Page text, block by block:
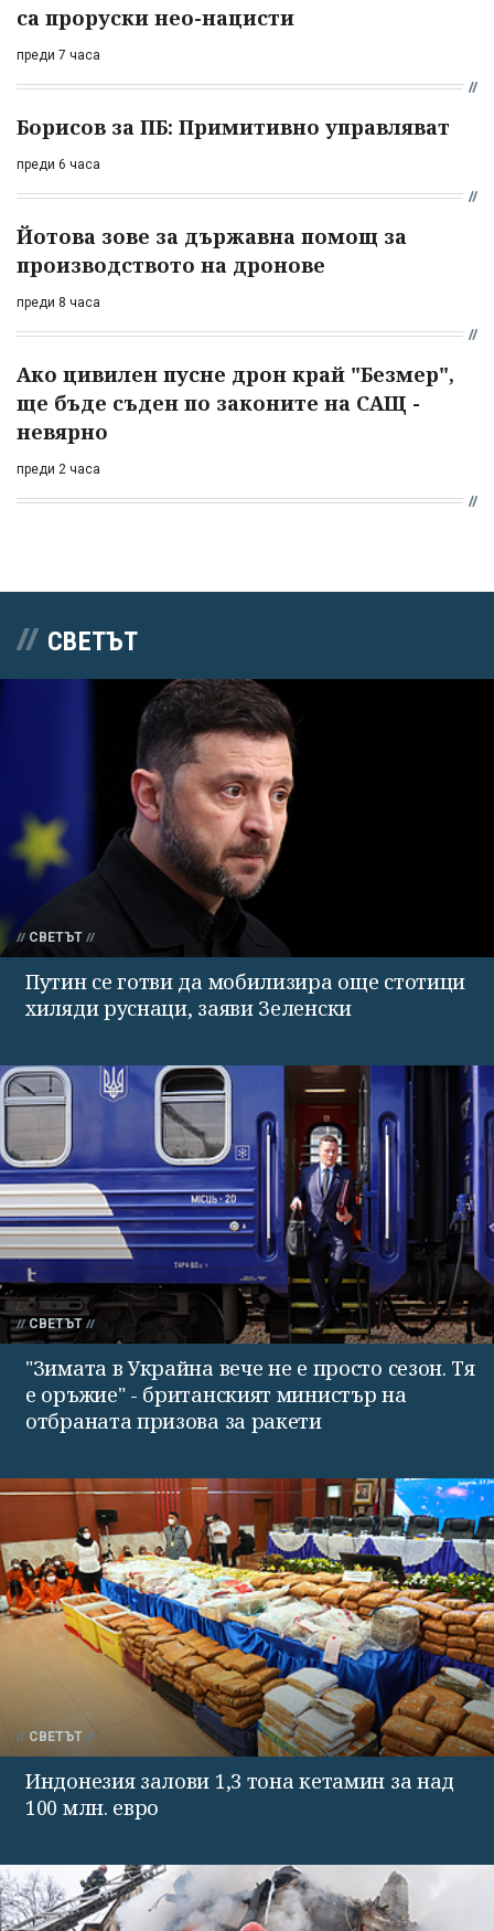
са проруски нео-нацисти
преди 7 часа
Борисов за ПБ: Примитивно управляват
преди 6 часа
Йотова зове за държавна помощ за
производството на дронове
преди 8 часа
Ако цивилен пусне дрон край "Безмер",
ще бъде съден по законите на САЩ -
невярно
преди 2 часа
СВЕТЪТ
СВЕТЪТ
Путин се готви да мобилизира още стотици
хиляди руснаци, заяви Зеленски
СВЕТЪТ
"Зимата в Украйна вече не е просто сезон. Тя
е оръжие" - британският министър на
отбраната призова за ракети
СВЕТЪТ
Индонезия залови 1,3 тона кетамин за над
100 млн. евро